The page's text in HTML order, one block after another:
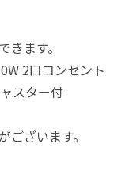
ます。
2口コンセント
スター付
ざいます。